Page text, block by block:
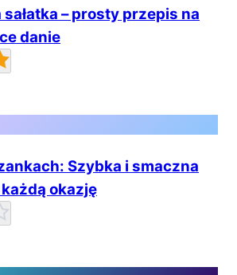
– prosty przepis na
danie
Szybka i smaczna
okazję